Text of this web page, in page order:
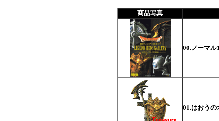
商品写真
00.ノーマル
01.はおうの